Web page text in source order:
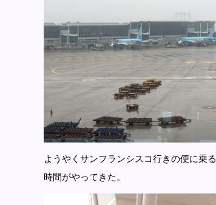
ようやくサンフランシスコ行きの便に乗る
時間がやってきた。